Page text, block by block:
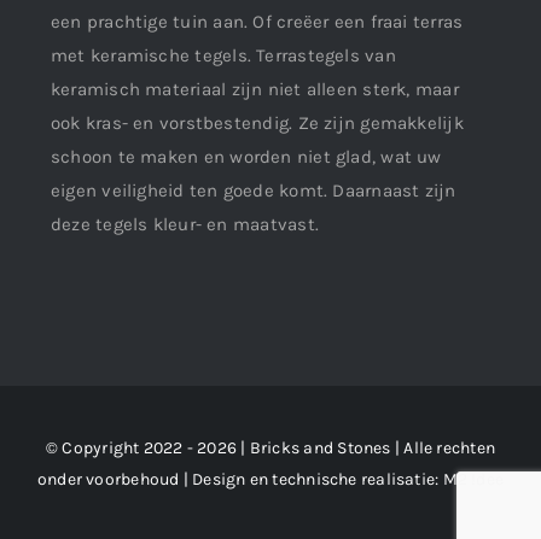
een prachtige tuin aan. Of creëer een fraai terras
met keramische tegels. Terrastegels van
keramisch materiaal zijn niet alleen sterk, maar
ook kras- en vorstbestendig. Ze zijn gemakkelijk
schoon te maken en worden niet glad, wat uw
eigen veiligheid ten goede komt. Daarnaast zijn
deze tegels kleur- en maatvast.
© Copyright 2022 - 2026 | Bricks and Stones | Alle rechten
onder voorbehoud | Design en technische realisatie: M2 !dee